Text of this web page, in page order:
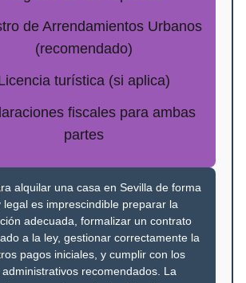
de Arrendamientos Urbanos
(recomendado)
turística (si aplica)
fiscales para ambas
partes
alquilar una casa en Sevilla de forma
legal es imprescindible preparar la
adecuada, formalizar un contrato
a la ley, gestionar correctamente la
pagos iniciales, y cumplir con los
recomendados. La